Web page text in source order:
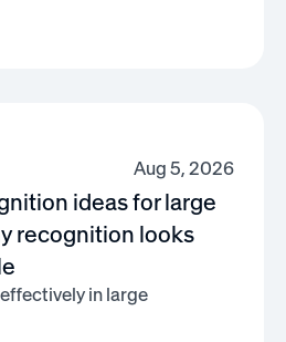
Aug 5, 2026
ideas for large
recognition looks
in large